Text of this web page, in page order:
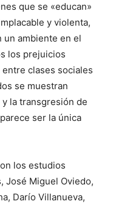
que se «educan»
y violenta,
un ambiente en el
los prejuicios
clases sociales
se muestran
la transgresión de
ser la única
los estudios
José Miguel Oviedo,
Darío Villanueva,